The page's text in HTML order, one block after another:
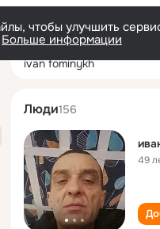
чтобы улучшить
Больше информации
ivan fominykh
Люди156
49